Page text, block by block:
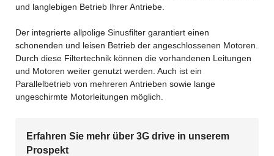
und langlebigen Betrieb Ihrer Antriebe.
Der integrierte allpolige Sinusfilter garantiert einen
schonenden und leisen Betrieb der angeschlossenen Motoren.
Durch diese Filtertechnik können die vorhandenen Leitungen
und Motoren weiter genutzt werden. Auch ist ein
Parallelbetrieb von mehreren Antrieben sowie lange
ungeschirmte Motorleitungen möglich.
Erfahren Sie mehr über 3G drive in unserem
Prospekt